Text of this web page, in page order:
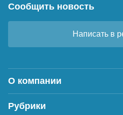
Сообщить новость
Написать в
О компании
Рубрики